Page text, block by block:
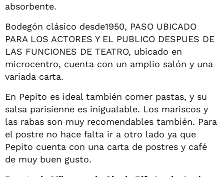
absorbente.
Bodegón clásico desde1950, PASO UBICADO
PARA LOS ACTORES Y EL PUBLICO DESPUES DE
LAS FUNCIONES DE TEATRO, ubicado en
microcentro, cuenta con un amplio salón y una
variada carta.
En Pepito es ideal también comer pastas, y su
salsa parisienne es inigualable. Los mariscos y
las rabas son muy recomendables también. Para
el postre no hace falta ir a otro lado ya que
Pepito cuenta con una carta de postres y café
de muy buen gusto.